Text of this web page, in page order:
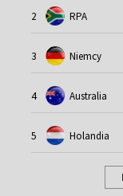
2 RPA
3 Niemcy
4 Australia
5 Holandia